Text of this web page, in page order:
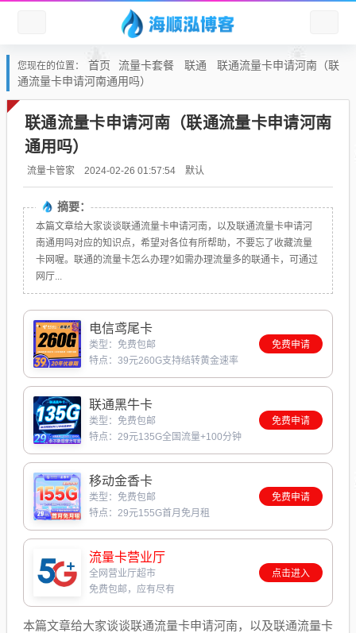
您现在的位置： 首页 流量卡套餐 联通
联通流量卡申请河南（联
通流量卡申请河南通用吗）
联通流量卡申请河南（联通流量卡申请河南
通用吗）
流量卡管家 2024-02-26 01:57:54 默认
摘要：
本篇文章给大家谈谈联通流量卡申请河南，以及联通流量卡申请河
南通用吗对应的知识点，希望对各位有所帮助，不要忘了收藏流量
卡网喔。联通的流量卡怎么办理?如需办理流量多的联通卡，可通过
网厅...
电信鸢尾卡
类型：免费包邮
特点：39元260G支持结转黄金速率
免费申请
联通黑牛卡
类型：免费包邮
特点：29元135G全国流量+100分钟
免费申请
移动金香卡
类型：免费包邮
特点：29元155G首月免月租
免费申请
流量卡营业厅
全网营业厅超市
免费包邮，应有尽有
点击进入
本篇文章给大家谈谈联通流量卡申请河南，以及联通流量卡